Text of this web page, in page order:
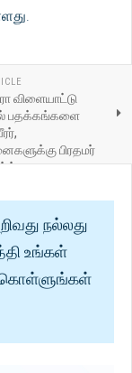
விளையாட்டு
பதக்கங்களை
பிரதமர்
நல்லது
உங்கள்
கொள்ளுங்கள்